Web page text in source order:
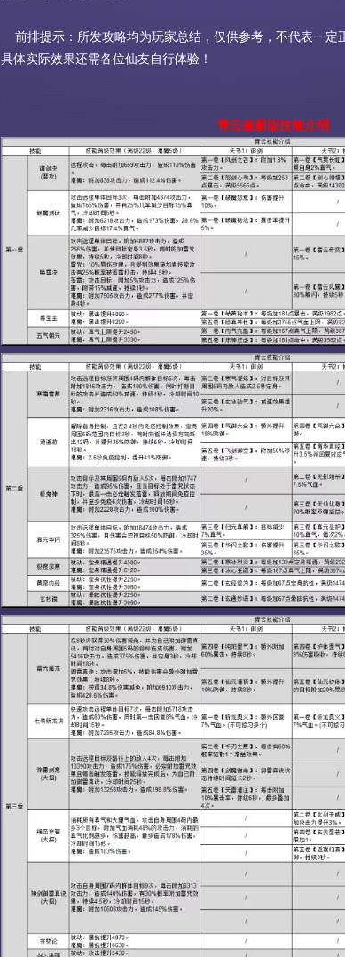
前排提示：所发攻略均为玩家总结，仅供参考，不代表一定
具体实际效果还需各位仙友自行体验！
青云最新版技能介绍